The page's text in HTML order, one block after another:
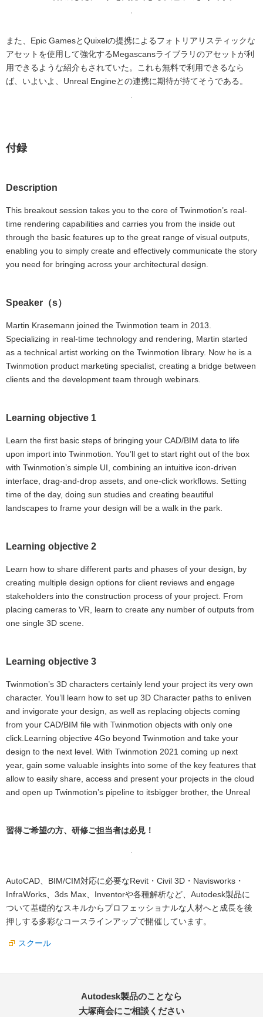
また、Epic GamesとQuixelの提携によるフォトリアリスティックな
アセットを使用して強化するMegascansライブラリのアセットが利
用できるような紹介もされていた。これも無料で利用できるなら
ば、いよいよ、Unreal Engineとの連携に期待が持てそうである。
付録
Description
This breakout session takes you to the core of Twinmotion’s real-
time rendering capabilities and carries you from the inside out
through the basic features up to the great range of visual outputs,
enabling you to simply create and effectively communicate the story
you need for bringing across your architectural design.
Speaker（s）
Martin Krasemann joined the Twinmotion team in 2013.
Specializing in real-time technology and rendering, Martin started
as a technical artist working on the Twinmotion library. Now he is a
Twinmotion product marketing specialist, creating a bridge between
clients and the development team through webinars.
Learning objective 1
Learn the first basic steps of bringing your CAD/BIM data to life
upon import into Twinmotion. You’ll get to start right out of the box
with Twinmotion’s simple UI, combining an intuitive icon-driven
interface, drag-and-drop assets, and one-click workflows. Setting
time of the day, doing sun studies and creating beautiful
landscapes to frame your design will be a walk in the park.
Learning objective 2
Learn how to share different parts and phases of your design, by
creating multiple design options for client reviews and engage
stakeholders into the construction process of your project. From
placing cameras to VR, learn to create any number of outputs from
one single 3D scene.
Learning objective 3
Twinmotion’s 3D characters certainly lend your project its very own
character. You’ll learn how to set up 3D Character paths to enliven
and invigorate your design, as well as replacing objects coming
from your CAD/BIM file with Twinmotion objects with only one
click.Learning objective 4Go beyond Twinmotion and take your
design to the next level. With Twinmotion 2021 coming up next
year, gain some valuable insights into some of the key features that
allow to easily share, access and present your projects in the cloud
and open up Twinmotion’s pipeline to itsbigger brother, the Unreal
習得ご希望の方、研修ご担当者は必見！
AutoCAD、BIM/CIM対応に必要なRevit・Civil 3D・Navisworks・
InfraWorks、3ds Max、Inventorや各種解析など、Autodesk製品に
ついて基礎的なスキルからプロフェッショナルな人材へと成長を後
押しする多彩なコースラインアップで開催しています。
スクール
Autodesk製品のことなら
大塚商会にご相談ください